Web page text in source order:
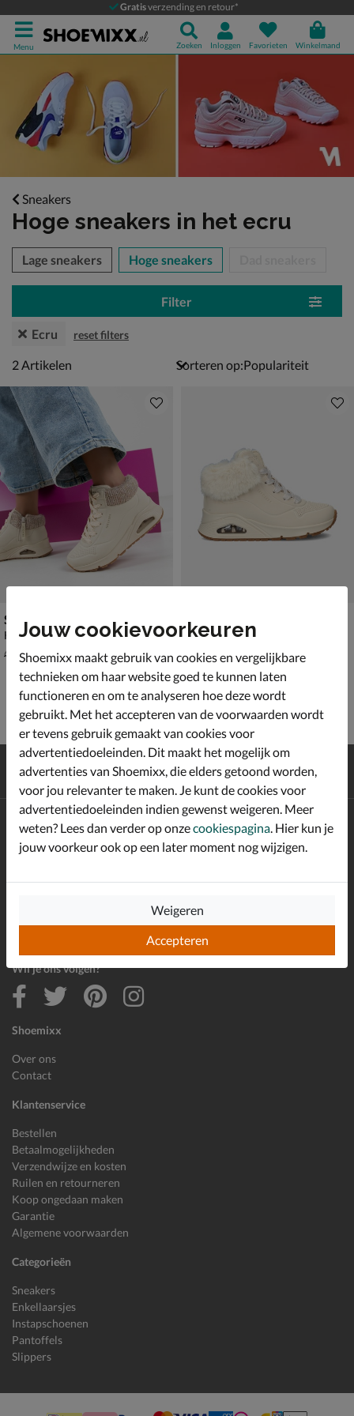
Gratisverzending en retour*
Menu Zoeken Inloggen Favorieten Winkelmand
Sneakers
Hoge sneakers in het ecru
over
Lage sneakers Hoge sneakers
Filter
Ecru reset filters
2 artikelen
2 Artikelen Sorteren op:
Skechers Uno Gen
Hoge sneakers - ecru
van € 69,99 voor € 48,99
69 99
Skechers Uno Fall Air
Hoge sneakers - ecru
van € 79,99 voor € 55,99
79, 99
Gratisverzending en retour*
Achterafbetalen
Shoemixx
Over ons
Contact
Klantenservice
Bestellen
Betaalmogelijkheden
Verzendwijze en kosten
Ruilen en retourneren
Koop ongedaan maken
Garantie
Algemene voorwaarden
Categorieën
Sneakers
Enkellaarsjes
Instapschoenen
Pantoffels
Slippers
Altijd op de hoogte zijn?
Schrijf je in voor de Shoemixx nieuwsbrief en ontvang €10,-
welkomstkorting! *
Inschrijven
Wil je ons volgen?
Jouw cookievoorkeuren
Shoemixx maakt gebruik van cookies en vergelijkbare
technieken om haar website goed te kunnen laten
functioneren en om te analyseren hoe deze wordt
gebruikt. Met het accepteren van de voorwaarden wordt
er tevens gebruik gemaakt van cookies voor
advertentiedoeleinden. Dit maakt het mogelijk om
advertenties van Shoemixx, die elders getoond worden,
voor jou relevanter te maken. Je kunt de cookies voor
advertentiedoeleinden indien gewenst weigeren. Meer
weten? Lees dan verder op onzecookiespagina. Hier kun je
jouw voorkeur ook op een later moment nog wijzigen.
Accepteren
Weigeren